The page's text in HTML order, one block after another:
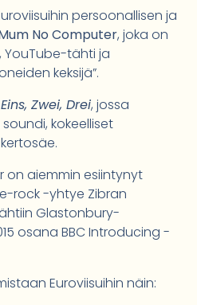
persoonallisen ja
No Computer, joka on
YouTube-tähti ja
keksijä”.
Eins, Zwei, Drei, jossa
kokeelliset
on aiemmin esiintynyt
rock -yhtye Zibran
Glastonbury-
osana BBC Introducing -
Euroviisuihin näin: